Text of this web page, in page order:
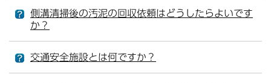
側溝清掃後の汚泥の回収依頼はどうしたらよいです
か？
交通安全施設とは何ですか？